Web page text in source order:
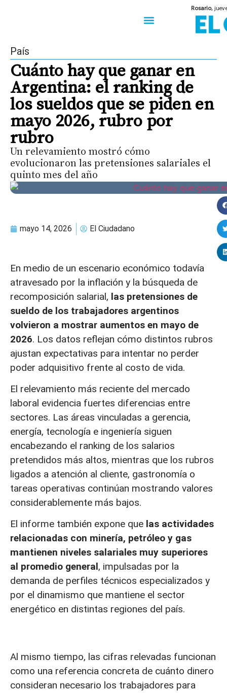
Rosario,
País
Cuánto hay que ganar en
Argentina: el ranking de
los sueldos que se piden en
mayo 2026, rubro por
rubro
Un relevamiento mostró cómo
evolucionaron las pretensiones salariales el
quinto mes del año
mayo 14, 2026 El Ciudadano
En medio de un escenario económico todavía
atravesado por la inflación y la búsqueda de
recomposición salarial, las pretensiones de
sueldo de los trabajadores argentinos
volvieron a mostrar aumentos en mayo de
2026. Los datos reflejan cómo distintos rubros
ajustan expectativas para intentar no perder
poder adquisitivo frente al costo de vida.
El relevamiento más reciente del mercado
laboral evidencia fuertes diferencias entre
sectores. Las áreas vinculadas a gerencia,
energía, tecnología e ingeniería siguen
encabezando el ranking de los salarios
pretendidos más altos, mientras que los rubros
ligados a atención al cliente, gastronomía o
tareas operativas continúan mostrando valores
considerablemente más bajos.
El informe también expone que las actividades
relacionadas con minería, petróleo y gas
mantienen niveles salariales muy superiores
al promedio general, impulsadas por la
demanda de perfiles técnicos especializados y
por el dinamismo que mantiene el sector
energético en distintas regiones del país.
Al mismo tiempo, las cifras relevadas funcionan
como una referencia concreta de cuánto dinero
consideran necesario los trabajadores para